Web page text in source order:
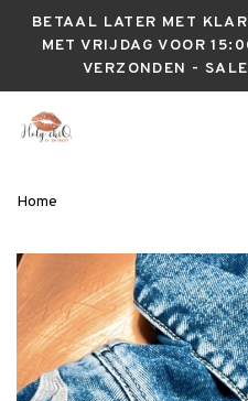
BETAAL LATER MET
MET VRIJDAG VOOR
VERZONDEN -
Home